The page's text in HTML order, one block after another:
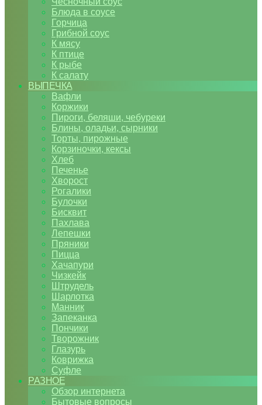
Блюда в соусе
Горчица
Грибной соус
К мясу
К птице
К рыбе
К салату
ВЫПЕЧКА
Вафли
Коржики
Пироги, беляши, чебуреки
Блины, оладьи, сырники
Торты, пирожные
Корзиночки, кексы
Хлеб
Печенье
Хворост
Рогалики
Булочки
Бисквит
Пахлава
Лепешки
Пряники
Пицца
Хачапури
Чизкейк
Штрудель
Шарлотка
Манник
Запеканка
Пончики
Творожник
Глазурь
Коврижка
Суфле
РАЗНОЕ
Обзор интернета
Бытовые вопросы